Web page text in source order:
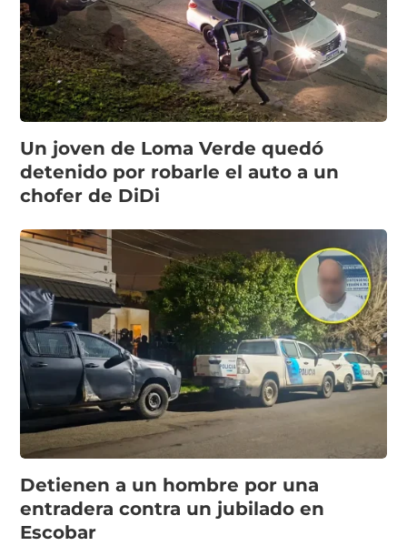
Un joven de Loma Verde quedó
detenido por robarle el auto a un
chofer de DiDi
Detienen a un hombre por una
entradera contra un jubilado en
Escobar